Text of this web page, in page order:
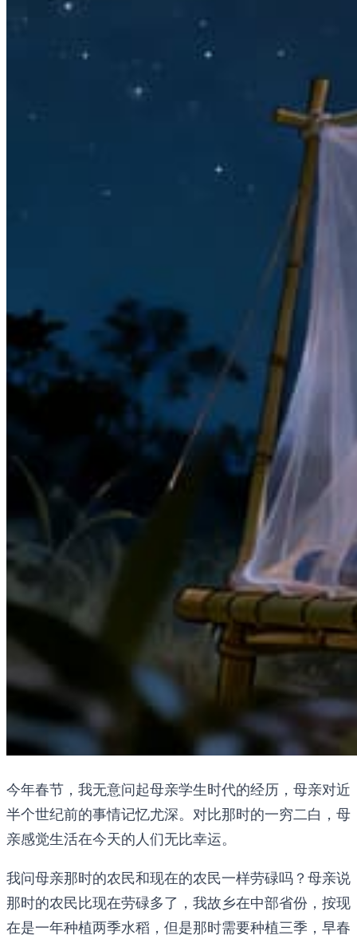
今年春节，我无意问起母亲学生时代的经历，母亲对近
半个世纪前的事情记忆尤深。对比那时的一穷二白，母
亲感觉生活在今天的人们无比幸运。
我问母亲那时的农民和现在的农民一样劳碌吗？母亲说
那时的农民比现在劳碌多了，我故乡在中部省份，按现
在是一年种植两季水稻，但是那时需要种植三季，早春